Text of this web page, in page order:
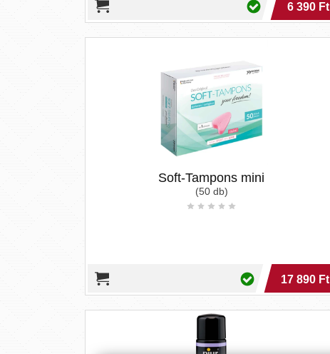
6 390 Ft
Soft-Tampons mini
(50 db)
17 890 Ft